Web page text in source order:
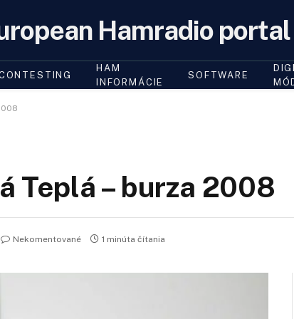
Hamradio portal
HAM
INFORMÁCIE
SOFTWARE
Teplá – burza 2008
Nekomentované 1 minúta čítania